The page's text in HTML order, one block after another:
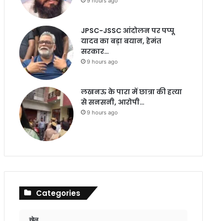
JPSC-JSSC आंदोलन पर पप्पू
यादव का बड़ा बयान, हेमंत
सरकार…
9 hours ago
लखनऊ के पारा में छात्रा की हत्या
से सनसनी, आरोपी…
9 hours ago
Categories